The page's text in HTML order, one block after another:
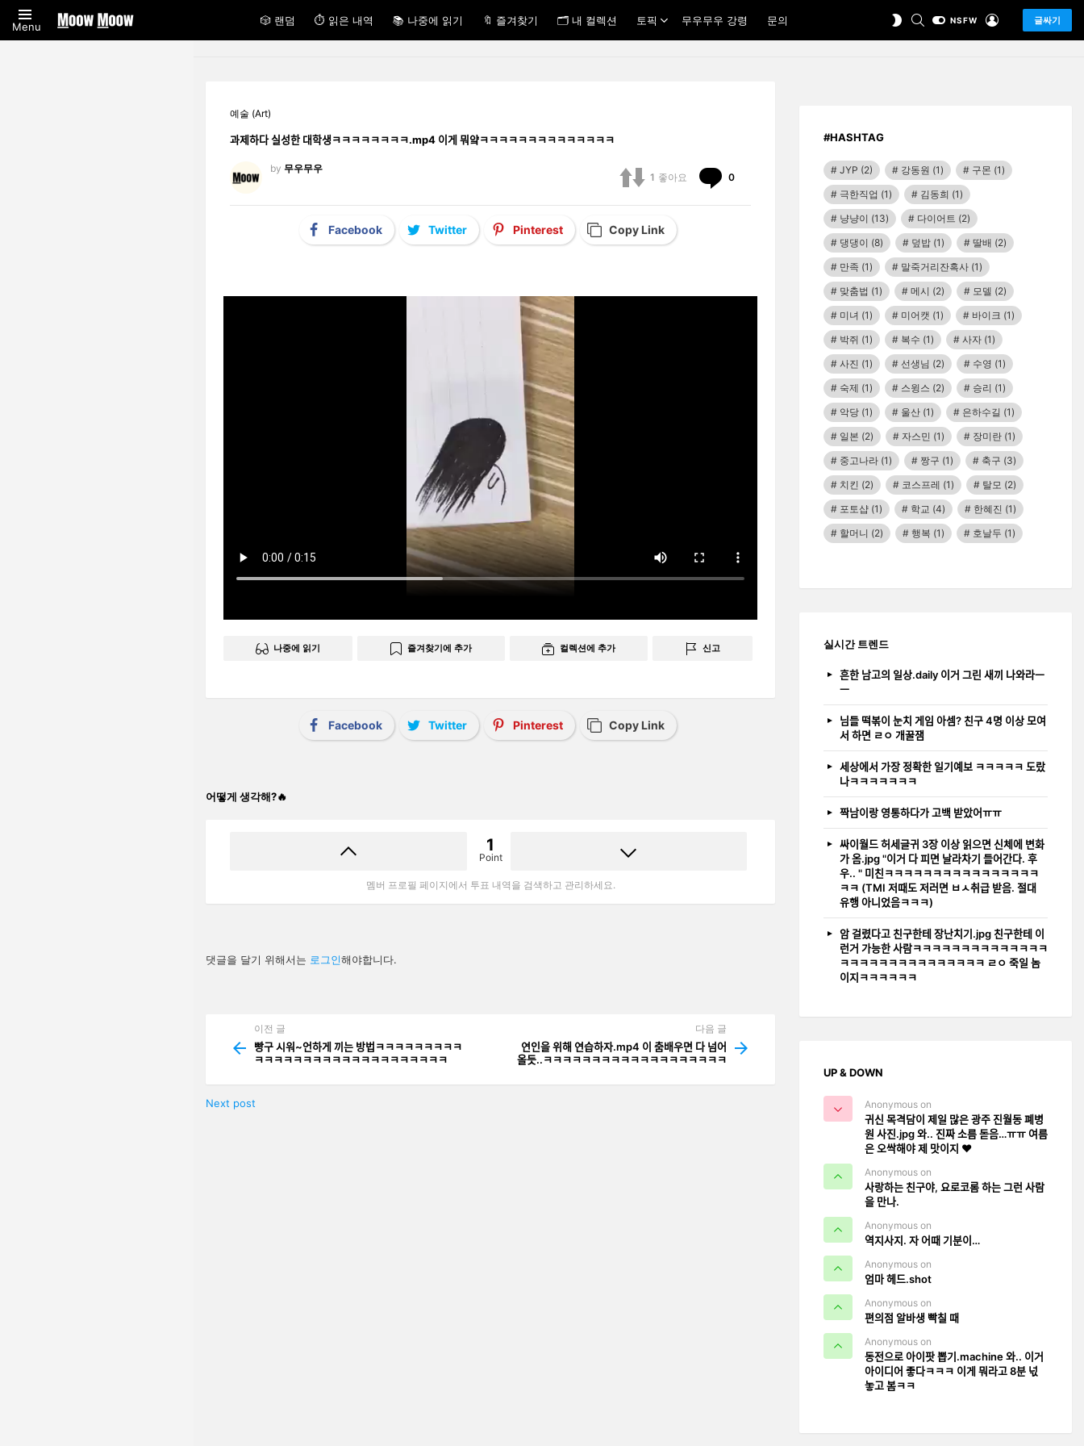
Menu 🎲 랜덤 ⏱ 읽은 내역 📚 나중에 읽기 🔖 즐겨찾기 🗂 내 컬렉션 토픽 무우무우 강령 문의
SWITCHSEARCHNSFW 글싸기
예술 (Art)
과제하다 실성한 대학생ㅋㅋㅋㅋㅋㅋㅋㅋ.mp4 이게 뭐얔ㅋㅋㅋㅋㅋㅋㅋㅋㅋㅋㅋㅋㅋㅋ
by 무우무우
1 좋아요 0
Facebook Twitter Pinterest Copy Link
나중에 읽기 즐겨찾기에 추가 컬렉션에 추가 신고
Facebook Twitter Pinterest Copy Link
어떻게 생각해?🔥
1
Point
멤버 프로필 페이지에서 투표 내역을 검색하고 관리하세요.
답
글
댓글을 달기 위해서는 로그인해야합니다.
more
이전 글
빵구 시워~언하게 끼는 방법ㅋㅋㅋㅋㅋㅋㅋㅋㅋ
ㅋㅋㅋㅋㅋㅋㅋㅋㅋㅋㅋㅋㅋㅋㅋㅋㅋㅋㅋㅋ
다음 글
연인을 위해 연습하자.mp4 이 춤배우면 다 넘어
올듯..ㅋㅋㅋㅋㅋㅋㅋㅋㅋㅋㅋㅋㅋㅋㅋㅋㅋㅋㅋ
Next post
#HASHTAG
JYP (2) 강동원 (1) 구몬 (1)
극한직업 (1) 김동희 (1)
냥냥이 (13) 다이어트 (2)
댕댕이 (8) 덮밥 (1) 딸배 (2)
만족 (1) 말죽거리잔혹사 (1)
맞춤법 (1) 메시 (2) 모델 (2)
미녀 (1) 미어캣 (1) 바이크 (1)
박쥐 (1) 복수 (1) 사자 (1)
사진 (1) 선생님 (2) 수영 (1)
숙제 (1) 스윙스 (2) 승리 (1)
악당 (1) 울산 (1) 은하수길 (1)
일본 (2) 자스민 (1) 장미란 (1)
중고나라 (1) 짱구 (1) 축구 (3)
치킨 (2) 코스프레 (1) 탈모 (2)
포토샵 (1) 학교 (4) 한혜진 (1)
할머니 (2) 행복 (1) 호날두 (1)
실시간 트렌드
흔한 남고의 일상.daily 이거 그린 새끼 나와라ㅡ
ㅡ
님들 떡볶이 눈치 게임 아셈? 친구 4명 이상 모여
서 하면 ㄹㅇ 개꿀잼
세상에서 가장 정확한 일기예보 ㅋㅋㅋㅋㅋ 도랐
나ㅋㅋㅋㅋㅋㅋㅋ
짝남이랑 영통하다가 고백 받았어ㅠㅠ
싸이월드 허세글귀 3장 이상 읽으면 신체에 변화
가 옴.jpg "이거 다 피면 날라차기 들어간다. 후
우.. " 미친ㅋㅋㅋㅋㅋㅋㅋㅋㅋㅋㅋㅋㅋㅋㅋㅋ
ㅋㅋ (TMI 저때도 저러면 ㅂㅅ취급 받음. 절대
유행 아니었음ㅋㅋㅋ)
암 걸렸다고 친구한테 장난치기.jpg 친구한테 이
런거 가능한 사람ㅋㅋㅋㅋㅋㅋㅋㅋㅋㅋㅋㅋㅋㅋ
ㅋㅋㅋㅋㅋㅋㅋㅋㅋㅋㅋㅋㅋㅋㅋ ㄹㅇ 죽일 놈
이지ㅋㅋㅋㅋㅋㅋ
UP & DOWN
Anonymous on
귀신 목격담이 제일 많은 광주 진월동 폐병
원 사진.jpg 와.. 진짜 소름 돋음…ㅠㅠ 여름
은 오싹해야 제 맛이지 ❤️
Anonymous on
사랑하는 친구야, 요로코롬 하는 그런 사람
을 만나.
Anonymous on
역지사지. 자 어때 기분이…
Anonymous on
엄마 헤드.shot
Anonymous on
편의점 알바생 빡칠 때
Anonymous on
동전으로 아이팟 뽑기.machine 와.. 이거
아이디어 좋다ㅋㅋㅋ 이게 뭐라고 8분 넋
놓고 봄ㅋㅋ